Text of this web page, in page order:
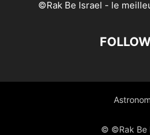
©Rak Be Israel - le
© ©Rak Be